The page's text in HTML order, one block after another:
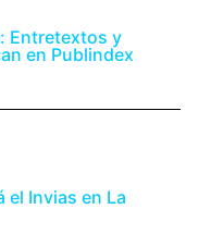
Entretextos y
en Publindex
Invias en La